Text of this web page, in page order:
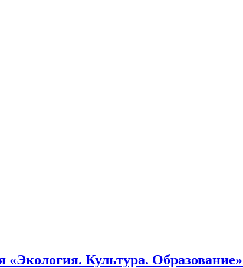
Культура. Образование»